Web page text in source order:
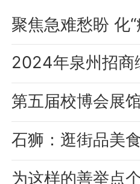
2024年泉州招商
第五届校博会展
石狮：逛街品美